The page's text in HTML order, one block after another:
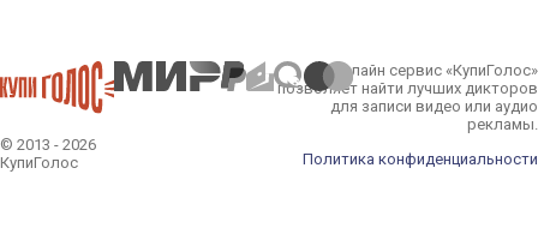
© 2013 - 2026
КупиГолос
Онлайн сервис «КупиГолос»
позволяет найти лучших дикторов
для записи видео или аудио
рекламы.
Политика конфиденциальности